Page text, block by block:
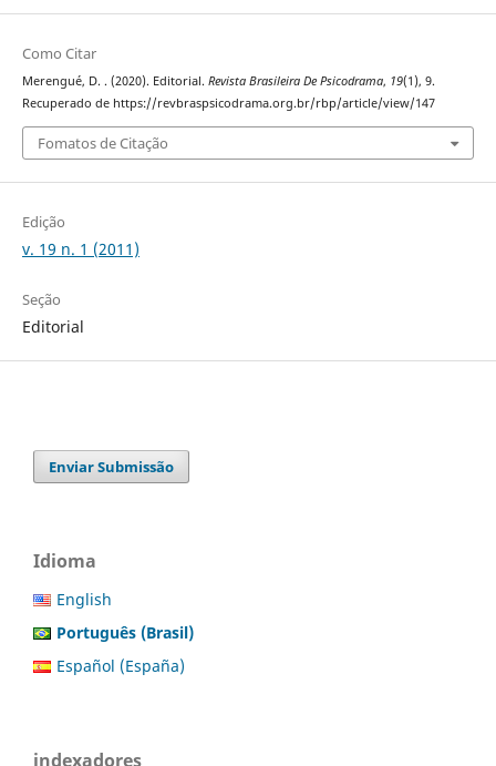
Como Citar
Merengué, D. . (2020). Editorial. Revista Brasileira De Psicodrama, 19(1), 9.
Recuperado de https://revbraspsicodrama.org.br/rbp/article/view/147
Fomatos de Citação
Edição
v. 19 n. 1 (2011)
Seção
Editorial
Enviar Submissão
Idioma
English
Português (Brasil)
Español (España)
indexadores